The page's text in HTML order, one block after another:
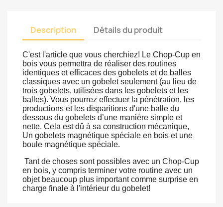
Description Détails du produit
C'est l'article que vous cherchiez! Le Chop-Cup en
bois vous permettra de réaliser des routines
identiques et efficaces des gobelets et de balles
classiques avec un gobelet seulement (au lieu de
trois gobelets, utilisées dans les gobelets et les
balles). Vous pourrez effectuer la pénétration, les
productions et les disparitions d'une balle du
dessous du gobelets d’une manière simple et
nette. Cela est dû à sa construction mécanique,
Un gobelets magnétique spéciale en bois et une
boule magnétique spéciale.
Tant de choses sont possibles avec un Chop-Cup
en bois, y compris terminer votre routine avec un
objet beaucoup plus important comme surprise en
charge finale à l'intérieur du gobelet!